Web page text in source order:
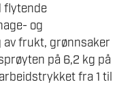
flytende
og
frukt, grønnsaker
på 6,2 kg på
fra 1 til